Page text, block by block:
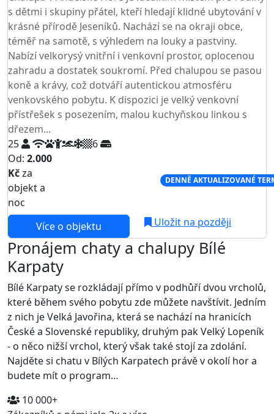
s dětmi i skupiny přátel, kteří hledají klidné ubytování v
krásné přírodě Jeseníků. Nachází se na okraji obce,
téměř na samotě, s výhledem na louky a pastviny.
Nabízí velkorysý vnitřní i venkovní prostor, oplocenou
zahradu a dostatek soukromí. Před chalupou se pasou
koně a krávy, což dotváří autentickou atmosféru
venkovského pobytu. K dispozici je velký venkovní
přístřešek s posezením, malou kuchyňskou linkou s
dřezem...
25
6
Od: 2.000
Kčza
objekt a
noc
DENNĚ AKTUALIZOVANÉ
Více o objektu Uložit na později
Pronájem chaty a chalupy Bílé
Karpaty
Bílé Karpaty se rozkládají přímo v podhůří dvou vrcholů,
které během svého pobytu zde můžete navštívit. Jedním
z nich je Velká Javořina, která se nachází na hranicích
České a Slovenské republiky, druhým pak Velký Lopeník
- o něco nižší vrchol, který však také stojí za zdolání.
Najděte si chatu v Bílých Karpatech právě v okolí hor a
budete mít o program…
10 000+